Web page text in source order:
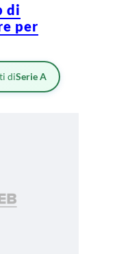
di
per
diSerie A